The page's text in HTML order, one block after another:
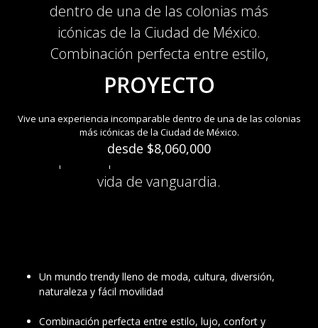
dentro de una de las colonias más
icónicas de la Ciudad de México.
Combinación perfecta entre estilo,
lujo, confort y exclusividad, las
amenidades se disfrutan entre 44
exclusivos departamentos. El
complejo ostenta acabados de lujo
que van perfecto con un estilo de
vida de vanguardia.
PROYECTO
Vive una experiencia incomparable dentro de una de las colonias
más icónicas de la Ciudad de México.
desde $8,060,000
Un mundo trendy lleno de moda, cultura, diversión,
naturaleza y fácil movilidad
Combinación perfecta entre estilo, lujo, confort y